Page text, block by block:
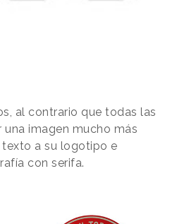
al contrario que todas las
imagen mucho más
a su logotipo e
con serifa.